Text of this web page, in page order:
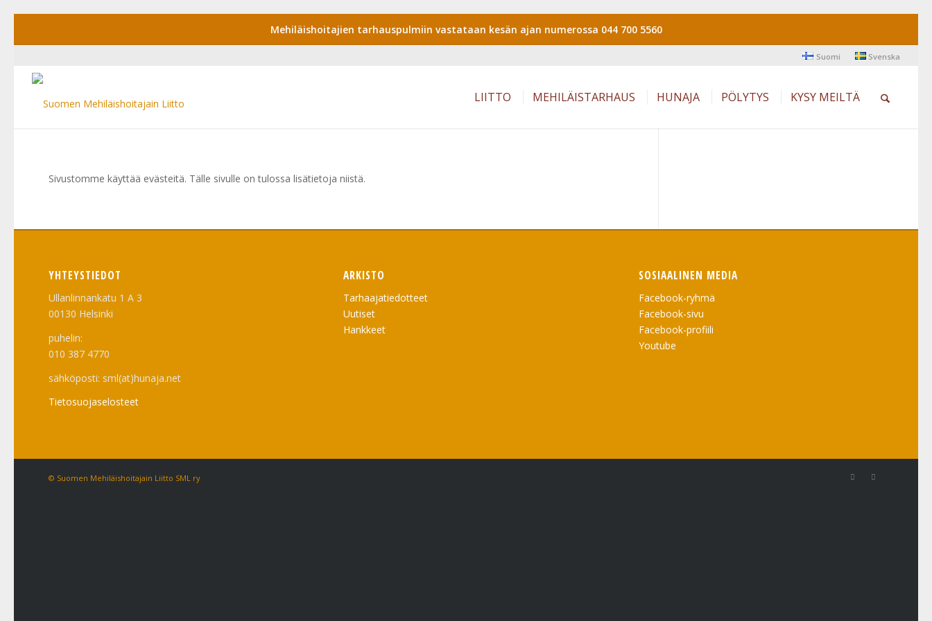
Mehiläishoitajien tarhauspulmiin vastataan kesän ajan numerossa 044 700 5560
Suomi Svenska
LIITTO MEHILÄISTARHAUS HUNAJA PÖLYTYS KYSY MEILTÄ
Sivustomme käyttää evästeitä. Tälle sivulle on tulossa lisätietoja niistä.
YHTEYSTIEDOT
Ullanlinnankatu 1 A 3
00130 Helsinki
puhelin:
010 387 4770
sähköposti: sml(at)hunaja.net
Tietosuojaselosteet
ARKISTO
Tarhaajatiedotteet
Uutiset
Hankkeet
SOSIAALINEN MEDIA
Facebook-ryhmä
Facebook-sivu
Facebook-profiili
Youtube
© Suomen Mehiläishoitajain Liitto SML ry